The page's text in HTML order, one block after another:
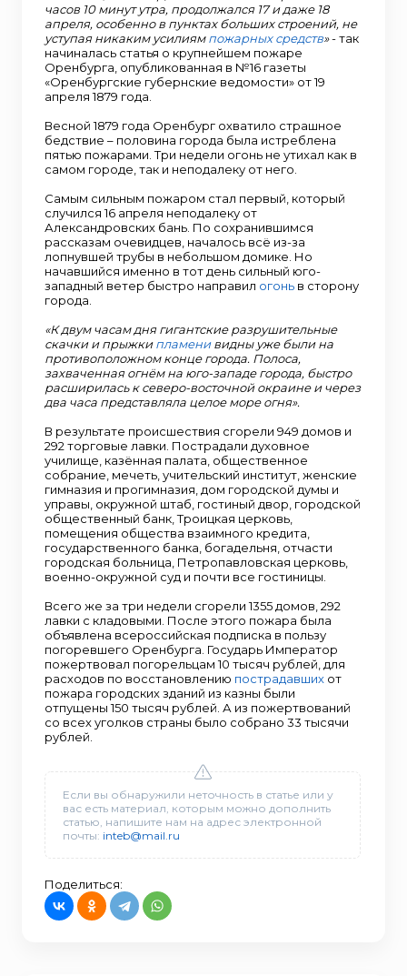
часов 10 минут утра, продолжался 17 и даже 18
апреля, особенно в пунктах больших строений, не
уступая никаким усилиямпожарных средств»- так
начиналась статья о крупнейшем пожаре
Оренбурга, опубликованная в №16 газеты
«Оренбургские губернские ведомости» от 19
апреля 1879 года.
Весной 1879 года Оренбург охватило страшное
бедствие – половина города была истреблена
пятью пожарами. Три недели огонь не утихал как в
самом городе, так и неподалеку от него.
Самым сильным пожаром стал первый, который
случился 16 апреля неподалеку от
Александровских бань. По сохранившимся
рассказам очевидцев, началось всё из-за
лопнувшей трубы в небольшом домике. Но
начавшийся именно в тот день сильный юго-
западный ветер быстро направил огонь в сторону
города.
«К двум часам дня гигантские разрушительные
скачки и прыжкипламенивидны уже были на
противоположном конце города. Полоса,
захваченная огнём на юго-западе города, быстро
расширилась к северо-восточной окраине и через
два часа представляла целое море огня».
В результате происшествия сгорели 949 домов и
292 торговые лавки. Пострадали духовное
училище, казённая палата, общественное
собрание, мечеть, учительский институт, женские
гимназия и прогимназия, дом городской думы и
управы, окружной штаб, гостиный двор, городской
общественный банк, Троицкая церковь,
помещения общества взаимного кредита,
государственного банка, богадельня, отчасти
городская больница, Петропавловская церковь,
военно-окружной суд и почти все гостиницы.
Всего же за три недели сгорели 1355 домов, 292
лавки с кладовыми. После этого пожара была
объявлена всероссийская подписка в пользу
погоревшего Оренбурга. Государь Император
пожертвовал погорельцам 10 тысяч рублей, для
расходов по восстановлению пострадавших от
пожара городских зданий из казны были
отпущены 150 тысяч рублей. А из пожертвований
со всех уголков страны было собрано 33 тысячи
рублей.
Если вы обнаружили неточность в статье или у
вас есть материал, которым можно дополнить
статью, напишите нам на адрес электронной
почты: inteb@mail.ru
Поделиться: